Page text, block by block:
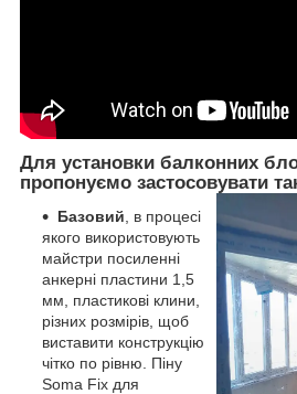
Для установки балконних
пропонуємо застосовувати
Базовий , в процесі
якого використовують
майстри посиленні
анкерні пластини 1,5
мм, пластикові клини,
різних розмірів, щоб
виставити конструкцію
чітко по рівню. Піну
Soma Fix для